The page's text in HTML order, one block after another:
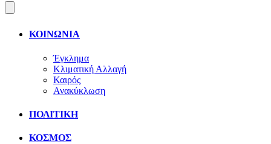
ΚΟΙΝΩΝΙΑ
Έγκλημα
Κλιματική Αλλαγή
Καιρός
Ανακύκλωση
ΠΟΛΙΤΙΚΗ
ΚΟΣΜΟΣ